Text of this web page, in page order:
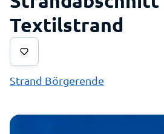
Textilstrand
Strand Börgerende